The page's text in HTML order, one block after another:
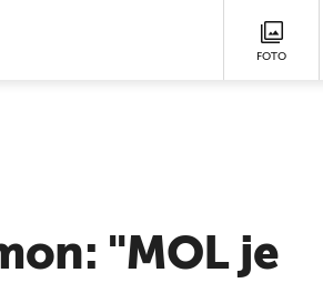
FOTO
"MOL je